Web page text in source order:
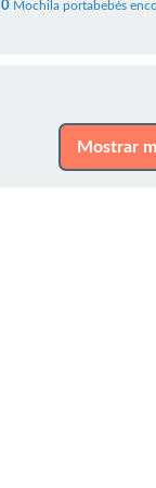
0Mochila portabebés
Mostrar